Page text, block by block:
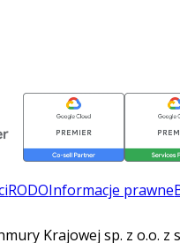
RODOInformacje prawne
Krajowej sp. z o.o.